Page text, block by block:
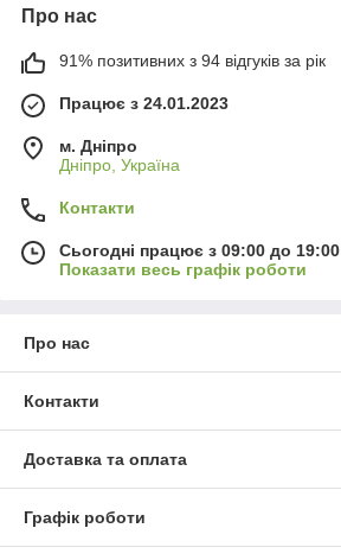
Про нас
91% позитивних з 94 відгуків за рік
Працює з 24.01.2023
м. Дніпро
Дніпро, Україна
Контакти
Сьогодні працює з 09:00 до 19:00
Показати весь графік роботи
Про нас
Контакти
Доставка та оплата
Графік роботи